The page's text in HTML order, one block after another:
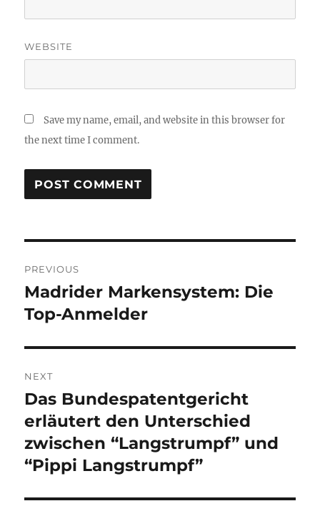
WEBSITE
Save my name, email, and website in this browser for
the next time I comment.
navigation
PREVIOUS
Previous
post:
Madrider Markensystem: Die
Top-Anmelder
NEXT
Next
post:
Das Bundespatentgericht
erläutert den Unterschied
zwischen “Langstrumpf” und
“Pippi Langstrumpf”